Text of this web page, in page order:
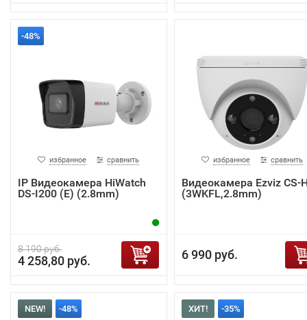
-48%
избранное сравнить
IP Видеокамера HiWatch
DS-I200 (E) (2.8mm)
8 190 руб.
4 258,80 руб.
избранное сравнить
Видеокамера Ezviz CS-
(3WKFL,2.8mm)
6 990 руб.
NEW! -48% ХИТ! -35%